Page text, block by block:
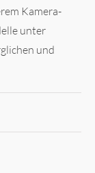
Kamera-
unter
und